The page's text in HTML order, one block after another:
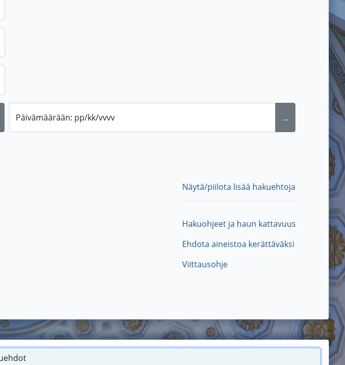
Päivämäärään: pp/kk/vvvv ...
Näytä/piilota lisää hakuehtoja
Hakuohjeet ja haun kattavuus
Ehdota aineistoa kerättäväksi
Viittausohje